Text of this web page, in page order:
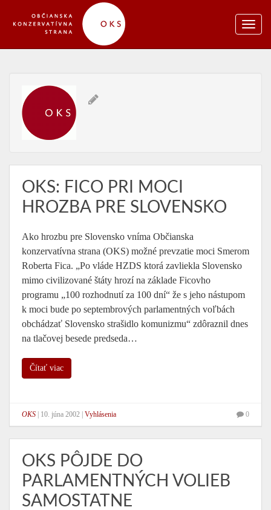
OKS: FICO PRI MOCI
HROZBA PRE SLOVENSKO
Ako hrozbu pre Slovensko vníma Občianska
konzervatívna strana (OKS) možné prevzatie moci Smerom
Roberta Fica. „Po vláde HZDS ktorá zavliekla Slovensko
mimo civilizované štáty hrozí na základe Ficovho
programu „100 rozhodnutí za 100 dní“ že s jeho nástupom
k moci bude po septembrových parlamentných voľbách
obchádzať Slovensko strašidlo komunizmu“ zdôraznil dnes
na tlačovej besede predseda…
Čítať viac
OKS 10. júna 2002 Vyhlásenia 0
OKS PÔJDE DO
PARLAMENTNÝCH VOLIEB
SAMOSTATNE